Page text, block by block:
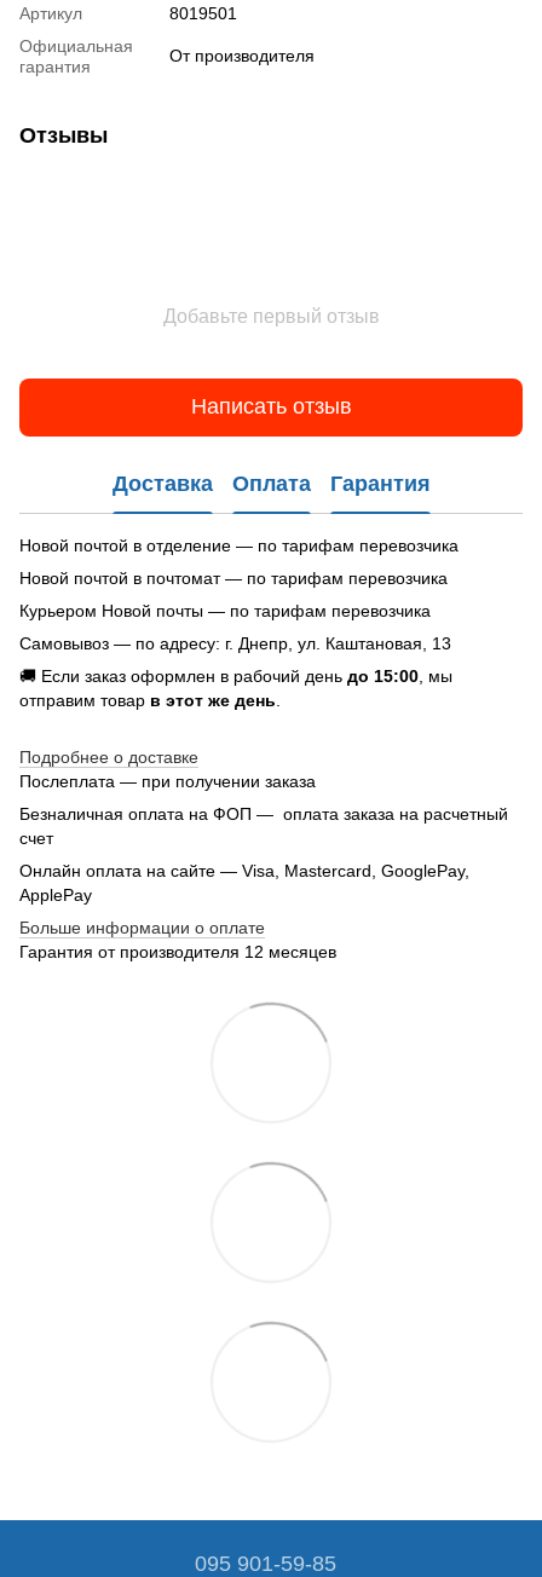
Артикул
8019501
Официальная
гарантия
От производителя
Отзывы
Добавьте первый отзыв
Написать отзыв
Доставка Оплата Гарантия
Новой почтой в отделение — по тарифам перевозчика
Новой почтой в почтомат — по тарифам перевозчика
Курьером Новой почты — по тарифам перевозчика
Самовывоз — по адресу: г. Днепр, ул. Каштановая, 13
🚚 Если заказ оформлен в рабочий день до 15:00 , мы
отправим товар в этот же день
Подробнее о доставке
Послеплата — при получении заказа
Безналичная оплата на ФОП — оплата заказа на расчетный
счет
Онлайн оплата на сайте — Visa, Mastercard, GooglePay,
ApplePay
Больше информации о оплате
Гарантия от производителя 12 месяцев
095 901-59-85